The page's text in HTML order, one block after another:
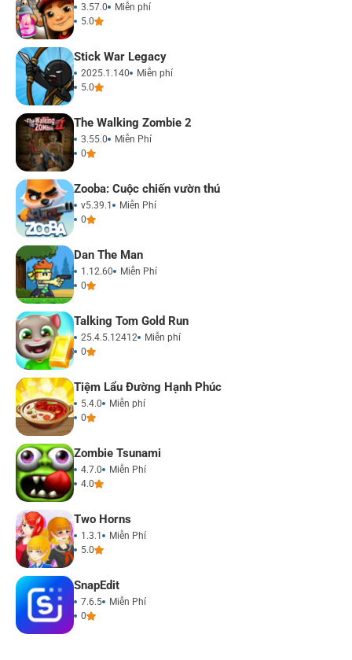
3.57.0
Miễn phí
5.0
Stick War Legacy
2025.1.140
Miễn phí
5.0
The Walking Zombie 2
3.55.0
Miễn Phí
0
Zooba: Cuộc chiến vườn thú
v5.39.1
Miễn Phí
0
Dan The Man
1.12.60
Miễn Phí
0
Talking Tom Gold Run
25.4.5.12412
Miễn phí
0
Tiệm Lẩu Đường Hạnh Phúc
5.4.0
Miễn phí
0
Zombie Tsunami
4.7.0
Miễn Phí
4.0
Two Horns
1.3.1
Miễn Phí
5.0
SnapEdit
7.6.5
Miễn Phí
0